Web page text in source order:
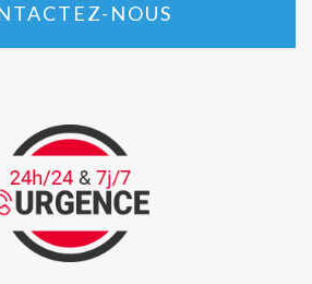
NOUS